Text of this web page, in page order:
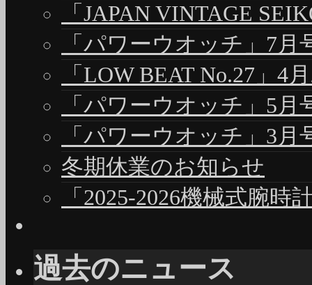
「JAPAN VINTAGE
「パワーウオッチ」7月
「LOW BEAT No.27」4
「パワーウオッチ」5月
「パワーウオッチ」3月
冬期休業のお知らせ
「2025-2026機械式腕時
過去のニュース